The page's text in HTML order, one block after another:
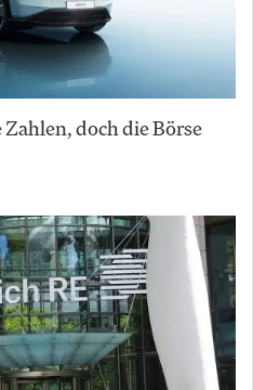
doch die Börse